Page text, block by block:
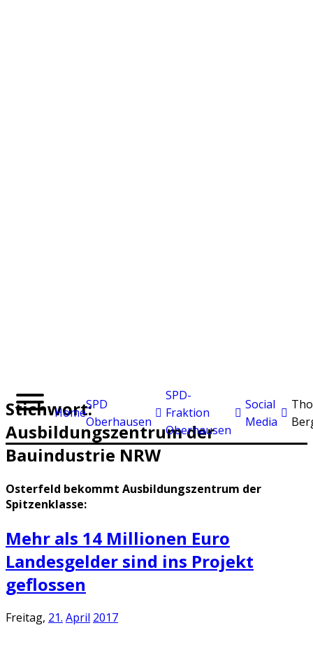
Home
SPD
Oberhausen
SPD-
Fraktion
Oberhausen
Social
Media
Stichwort:
Ausbildungszentrum der
Bauindustrie NRW
Osterfeld bekommt Ausbildungszentrum der
Spitzenklasse:
Mehr als 14 Millionen Euro
Landesgelder sind ins Projekt
geflossen
Freitag, 21. April 2017